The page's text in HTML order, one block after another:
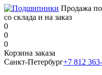
Продажа
со склада и на заказ
0
0
0
Корзина заказа
Санкт-Петербург+7 812